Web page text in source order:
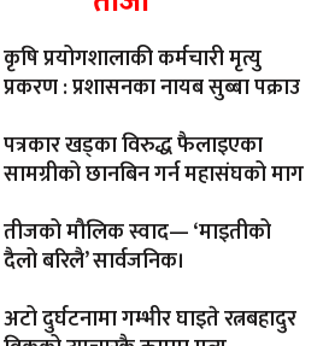
कृषि प्रयोगशालाकी कर्मचारी मृत्यु
प्रकरण : प्रशासनका नायब सुब्बा पक्राउ
पत्रकार खड्का विरुद्ध फैलाइएका
सामग्रीको छानबिन गर्न महासंघको माग
तीजको मौलिक स्वाद— ‘माइतीको
दैलो बरिलै’ सार्वजनिक।
अटो दुर्घटनामा गम्भीर घाइते रत्नबहादुर